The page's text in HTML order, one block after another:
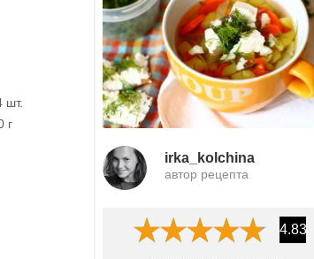
шт.
г
irka_kolchina
автор рецепта
4.83